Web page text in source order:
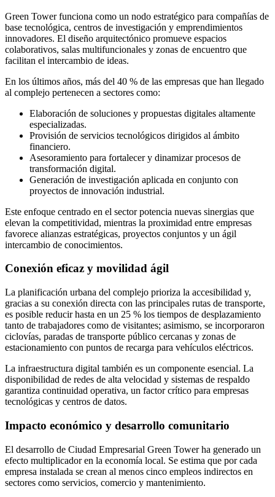
Green Tower funciona como un nodo estratégico para compañías de
base tecnológica, centros de investigación y emprendimientos
innovadores. El diseño arquitectónico promueve espacios
colaborativos, salas multifuncionales y zonas de encuentro que
facilitan el intercambio de ideas.
En los últimos años, más del 40 % de las empresas que han llegado
al complejo pertenecen a sectores como:
Elaboración de soluciones y propuestas digitales altamente
especializadas.
Provisión de servicios tecnológicos dirigidos al ámbito
financiero.
Asesoramiento para fortalecer y dinamizar procesos de
transformación digital.
Generación de investigación aplicada en conjunto con
proyectos de innovación industrial.
Este enfoque centrado en el sector potencia nuevas sinergias que
elevan la competitividad, mientras la proximidad entre empresas
favorece alianzas estratégicas, proyectos conjuntos y un ágil
intercambio de conocimientos.
Conexión eficaz y movilidad ágil
La planificación urbana del complejo prioriza la accesibilidad y,
gracias a su conexión directa con las principales rutas de transporte,
es posible reducir hasta en un 25 % los tiempos de desplazamiento
tanto de trabajadores como de visitantes; asimismo, se incorporaron
ciclovías, paradas de transporte público cercanas y zonas de
estacionamiento con puntos de recarga para vehículos eléctricos.
La infraestructura digital también es un componente esencial. La
disponibilidad de redes de alta velocidad y sistemas de respaldo
garantiza continuidad operativa, un factor crítico para empresas
tecnológicas y centros de datos.
Impacto económico y desarrollo comunitario
El desarrollo de Ciudad Empresarial Green Tower ha generado un
efecto multiplicador en la economía local. Se estima que por cada
empresa instalada se crean al menos cinco empleos indirectos en
sectores como servicios, comercio y mantenimiento.